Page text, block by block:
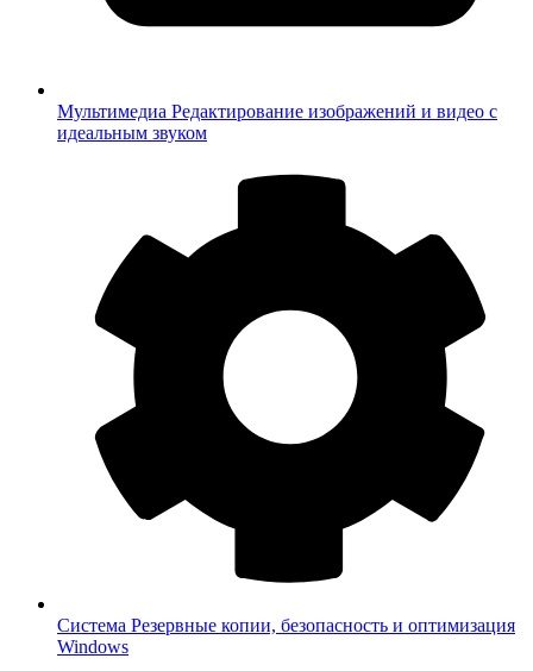
Мультимедиа Редактирование изображений и видео с
идеальным звуком
Система Резервные копии, безопасность и оптимизация
Windows